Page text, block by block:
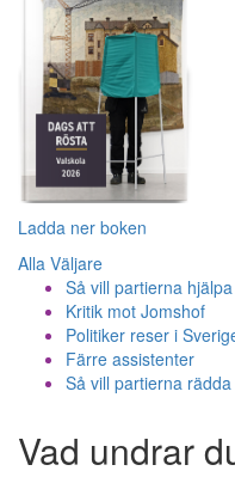
Ladda ner boken
Alla Väljare
Så vill partierna
Kritik mot Jomshof
Politiker reser i
Färre assistenter
Så vill partierna
Vad undrar